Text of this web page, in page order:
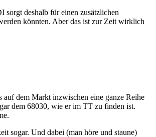
deshalb für einen zusätzlichen
könnten. Aber das ist zur Zeit wirklich
dem Markt inzwischen eine ganze Reihe
dem 68030, wie er im TT zu finden ist.
sogar. Und dabei (man höre und staune)